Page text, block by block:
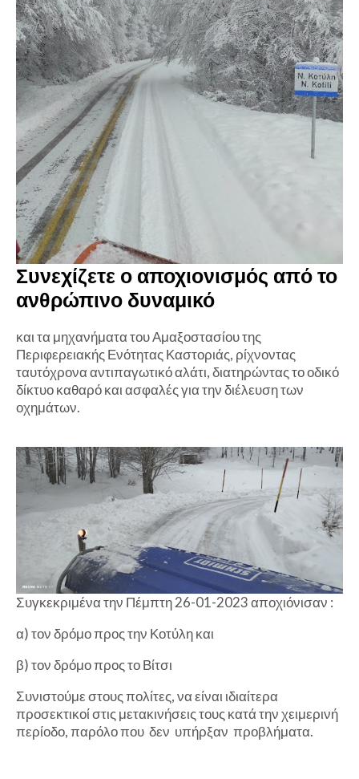
Συνεχίζετε ο αποχιονισμός από το
ανθρώπινο δυναμικό
και τα μηχανήματα του Αμαξοστασίου της
Περιφερειακής Ενότητας Καστοριάς, ρίχνοντας
ταυτόχρονα αντιπαγωτικό αλάτι, διατηρώντας το οδικό
δίκτυο καθαρό και ασφαλές για την διέλευση των
οχημάτων.
Συγκεκριμένα την Πέμπτη 26-01-2023 αποχιόνισαν :
α) τον δρόμο προς την Κοτύλη και
β) τον δρόμο προς το Βίτσι
Συνιστούμε στους πολίτες, να είναι ιδιαίτερα
προσεκτικοί στις μετακινήσεις τους κατά την χειμερινή
περίοδο, παρόλο που δεν υπήρξαν προβλήματα.